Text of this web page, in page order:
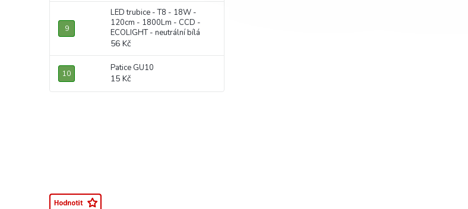
LED trubice - T8 - 18W -
120cm - 1800Lm - CCD -
ECOLIGHT - neutrální bílá
56 Kč
Patice GU10
15 Kč